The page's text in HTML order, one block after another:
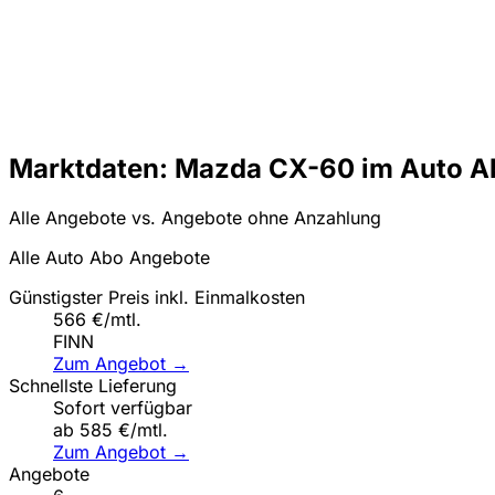
Marktdaten: Mazda CX-60 im Auto
Alle Angebote vs. Angebote ohne Anzahlung
Alle Auto Abo Angebote
Günstigster Preis inkl. Einmalkosten
566 €/mtl.
FINN
Zum Angebot →
Schnellste Lieferung
Sofort verfügbar
ab 585 €/mtl.
Zum Angebot →
Angebote